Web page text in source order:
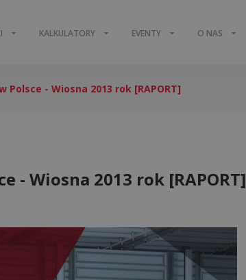
KALKULATORY EVENTY O NAS
- Wiosna 2013 rok [RAPORT]
- Wiosna 2013 rok [RAPORT]